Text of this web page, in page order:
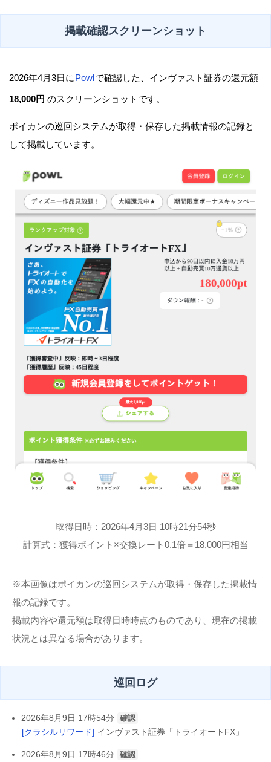
掲載確認スクリーンショット
2026年4月3日に Powlで確認した、インヴァスト証券の還元額
18,000円 のスクリーンショットです。
ポイカンの巡回システムが取得・保存した掲載情報の記録と
して掲載しています。
取得日時：2026年4月3日 10時21分54秒
計算式：獲得ポイント×交換レート0.1倍＝18,000円相当
※本画像はポイカンの巡回システムが取得・保存した掲載情
報の記録です。
掲載内容や還元額は取得日時時点のものであり、現在の掲載
状況とは異なる場合があります。
巡回ログ
2026年8月9日 17時54分 確認
[クラシルリワード] インヴァスト証券「トライオートFX」
2026年8月9日 17時46分 確認